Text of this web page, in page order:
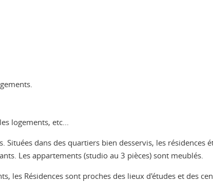
logements, etc...
Situées dans des quartiers bien desservis, les résidences
Les appartements (studio au 3 pièces) sont meublés.
les Résidences sont proches des lieux d'études et des